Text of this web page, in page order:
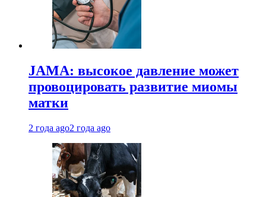
JAMA: высокое давление может
провоцировать развитие миомы
матки
2 года ago2 года ago